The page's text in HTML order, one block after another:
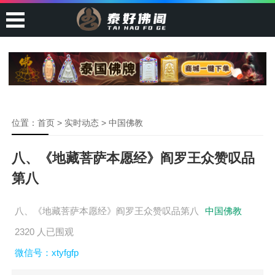
位置： 首页> 实时动态> 中国佛教
八、《地藏菩萨本愿经》阎罗王众赞叹品
第八
八、《地藏菩萨本愿经》阎罗王众赞叹品第八
中国佛教
2320 人已围观
微信号：xtyfgfp